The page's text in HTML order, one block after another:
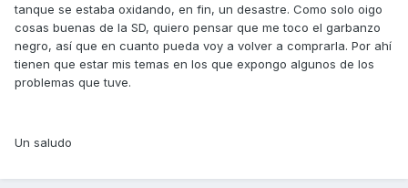
tanque se estaba oxidando, en fin, un desastre. Como solo oigo
cosas buenas de la SD, quiero pensar que me toco el garbanzo
negro, así que en cuanto pueda voy a volver a comprarla. Por ahí
tienen que estar mis temas en los que expongo algunos de los
problemas que tuve.
Un saludo